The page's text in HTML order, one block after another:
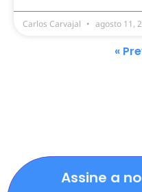
Carlos Carvajal agosto 11,
«
Assine a